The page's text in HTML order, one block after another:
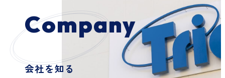
Company
会社を知る